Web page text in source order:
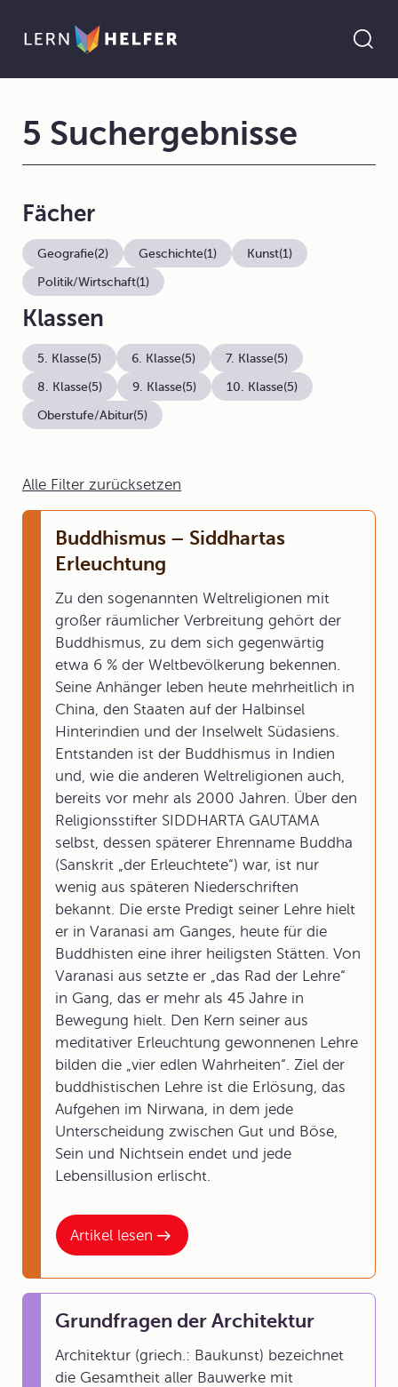
Alle Filter zurücksetzen
Artikel lesen
Buddhismus – Siddhartas
Erleuchtung
Zu den sogenannten Weltreligionen mit
großer räumlicher Verbreitung gehört der
Buddhismus, zu dem sich gegenwärtig
etwa 6 % der Weltbevölkerung bekennen.
Seine Anhänger leben heute mehrheitlich in
China, den Staaten auf der Halbinsel
Hinterindien und der Inselwelt Südasiens.
Entstanden ist der Buddhismus in Indien
und, wie die anderen Weltreligionen auch,
bereits vor mehr als 2000 Jahren. Über den
Religionsstifter SIDDHARTA GAUTAMA
selbst, dessen späterer Ehrenname Buddha
(Sanskrit „der Erleuchtete“) war, ist nur
wenig aus späteren Niederschriften
bekannt. Die erste Predigt seiner Lehre hielt
er in Varanasi am Ganges, heute für die
Buddhisten eine ihrer heiligsten Stätten. Von
Varanasi aus setzte er „das Rad der Lehre“
in Gang, das er mehr als 45 Jahre in
Bewegung hielt. Den Kern seiner aus
meditativer Erleuchtung gewonnenen Lehre
bilden die „vier edlen Wahrheiten“. Ziel der
buddhistischen Lehre ist die Erlösung, das
Aufgehen im Nirwana, in dem jede
Unterscheidung zwischen Gut und Böse,
Sein und Nichtsein endet und jede
Lebensillusion erlischt.
Grundfragen der Architektur
Architektur (griech.: Baukunst) bezeichnet
die Gesamtheit aller Bauwerke mit
5 Suchergebnisse
Fächer
Geografie(2) Geschichte(1) Kunst(1)
Politik/Wirtschaft(1)
Klassen
5. Klasse(5) 6. Klasse(5) 7. Klasse(5)
8. Klasse(5) 9. Klasse(5) 10. Klasse(5)
Oberstufe/Abitur(5)